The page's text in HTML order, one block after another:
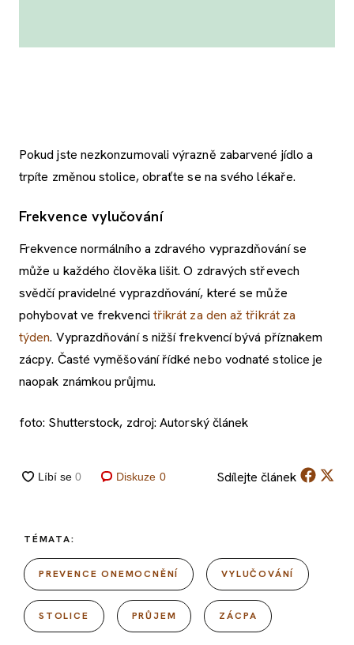
Pokud jste nezkonzumovali výrazně zabarvené jídlo a
trpíte změnou stolice, obraťte se na svého lékaře.
Frekvence vylučování
Frekvence normálního a zdravého vyprazdňování se
může u každého člověka lišit. O zdravých střevech
svědčí pravidelné vyprazdňování, které se může
pohybovat ve frekvenci třikrát za den až třikrát za
týden. Vyprazdňování s nižší frekvencí bývá příznakem
zácpy. Časté vyměšování řídké nebo vodnaté stolice je
naopak známkou průjmu.
foto: Shutterstock, zdroj: Autorský článek
Diskuze 0 Sdílejte článek
TÉMATA:
PREVENCE ONEMOCNĚNÍ VYLUČOVÁNÍ
STOLICE PRŮJEM ZÁCPA